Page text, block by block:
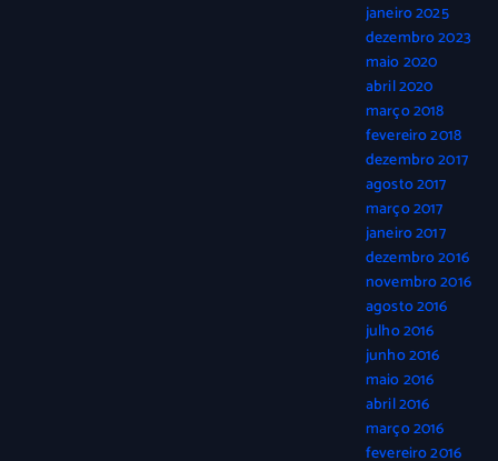
janeiro 2025
dezembro 2023
maio 2020
abril 2020
março 2018
fevereiro 2018
dezembro 2017
agosto 2017
março 2017
janeiro 2017
dezembro 2016
novembro 2016
agosto 2016
julho 2016
junho 2016
maio 2016
abril 2016
março 2016
fevereiro 2016